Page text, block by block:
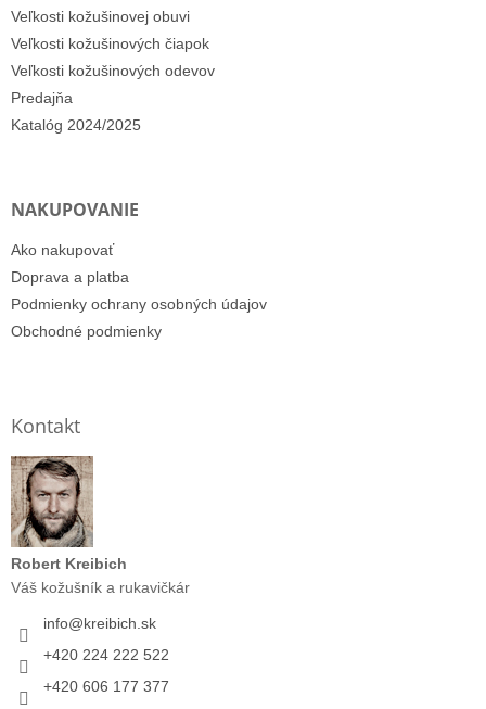
Veľkosti kožušinovej obuvi
Veľkosti kožušinových čiapok
Veľkosti kožušinových odevov
Predajňa
Katalóg 2024/2025
NAKUPOVANIE
Ako nakupovať
Doprava a platba
Podmienky ochrany osobných údajov
Obchodné podmienky
Kontakt
Robert Kreibich
Váš kožušník a rukavičkár
info@kreibich.sk
+420 224 222 522
+420 606 177 377